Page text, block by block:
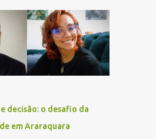
acordo com informações da
foi acionada por
0800 após relatos de que
inconsciente dentro de
de resgate foram
em parada
Os socorristas iniciaram
manobras de reanimação
decisão: o desafio da
em Araraquara